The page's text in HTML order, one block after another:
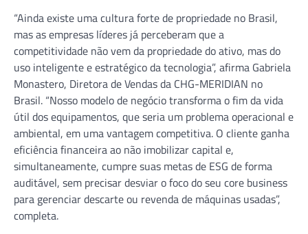
“Ainda existe uma cultura forte de propriedade no Brasil,
mas as empresas líderes já perceberam que a
competitividade não vem da propriedade do ativo, mas do
uso inteligente e estratégico da tecnologia”, afirma Gabriela
Monastero, Diretora de Vendas da CHG-MERIDIAN no
Brasil. “Nosso modelo de negócio transforma o fim da vida
útil dos equipamentos, que seria um problema operacional e
ambiental, em uma vantagem competitiva. O cliente ganha
eficiência financeira ao não imobilizar capital e,
simultaneamente, cumpre suas metas de ESG de forma
auditável, sem precisar desviar o foco do seu core business
para gerenciar descarte ou revenda de máquinas usadas”,
completa.